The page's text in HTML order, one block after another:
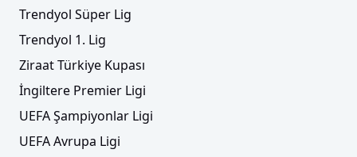
Trendyol Süper Lig
Trendyol 1. Lig
Ziraat Türkiye Kupası
İngiltere Premier Ligi
UEFA Şampiyonlar Ligi
UEFA Avrupa Ligi